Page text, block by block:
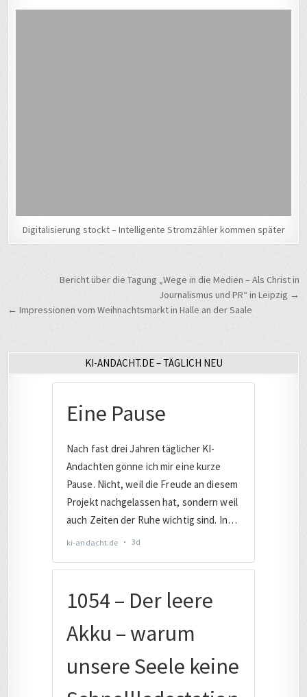
Digitalisierung stockt – Intelligente Stromzähler kommen später
Beitragsnavigation
Bericht über die Tagung „Wege in die Medien – Als Christ in
Journalismus und PR“ in Leipzig →
← Impressionen vom Weihnachtsmarkt in Halle an der Saale
KI-ANDACHT.DE – TÄGLICH NEU